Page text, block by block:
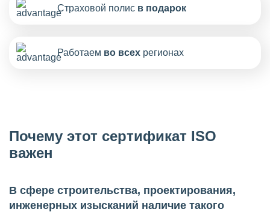
Страховой полис в подарок
Работаем во всех регионах
Почему этот сертификат ISO
важен
В сфере строительства, проектирования,
инженерных изысканий наличие такого